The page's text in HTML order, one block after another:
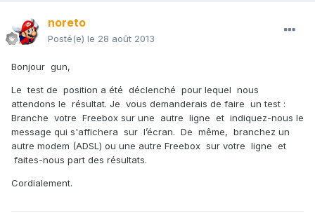
noreto
Posté(e) le 28 août 2013
Bonjour gun,
Le test de position a été déclenché pour lequel nous
attendons le résultat. Je vous demanderais de faire un test :
Branche votre Freebox sur une autre ligne et indiquez-nous le
message qui s'affichera sur l’écran. De même, branchez un
autre modem (ADSL) ou une autre Freebox sur votre ligne et
faites-nous part des résultats.
Cordialement.